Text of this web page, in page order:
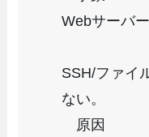
Webサーバ
Web
SSH/ファイ
ない。
原因 ：